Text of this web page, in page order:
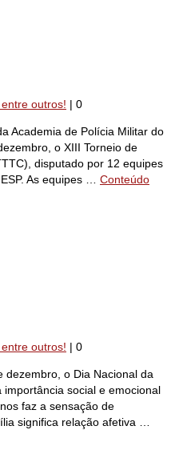
outros! | 0
Academia de Polícia Militar do
o XIII Torneio de
disputado por 12 equipes
As equipes … Conteúdo
outros! | 0
dezembro, o Dia Nacional da
social e emocional
faz a sensação de
significa relação afetiva …